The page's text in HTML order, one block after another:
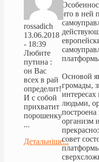
что в ней
Основой
громады,
людьми,
организм
совет
rossadich
13.06.2018
- 18:39
Любите
путина :
он Вас
всех в рай
определит!
И с собой
прихватит
порошенку
...
Детальніше...